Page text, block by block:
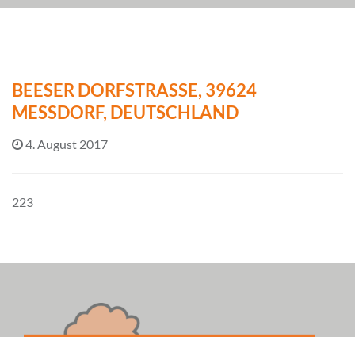
BEESER DORFSTRASSE, 39624 M
ESSDORF, DEUTSCHLAND
4. August 2017
223